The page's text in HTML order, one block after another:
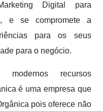
Digital para
e se compromete a
para os seus
para o negócio.
recursos
é uma empresa que
pois oferece não